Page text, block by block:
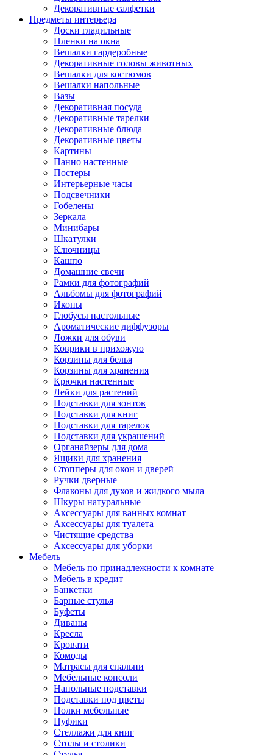
Декоративные салфетки
Предметы интерьера
Доски гладильные
Пленки на окна
Вешалки гардеробные
Декоративные головы животных
Вешалки для костюмов
Вешалки напольные
Вазы
Декоративная посуда
Декоративные тарелки
Декоративные блюда
Декоративные цветы
Картины
Панно настенные
Постеры
Интерьерные часы
Подсвечники
Гобелены
Зеркала
Минибары
Шкатулки
Ключницы
Кашпо
Домашние свечи
Рамки для фотографий
Альбомы для фотографий
Иконы
Глобусы настольные
Ароматические диффузоры
Ложки для обуви
Коврики в прихожую
Корзины для белья
Корзины для хранения
Крючки настенные
Лейки для растений
Подставки для зонтов
Подставки для книг
Подставки для тарелок
Подставки для украшений
Органайзеры для дома
Ящики для хранения
Стопперы для окон и дверей
Ручки дверные
Флаконы для духов и жидкого мыла
Шкуры натуральные
Аксессуары для ванных комнат
Аксессуары для туалета
Чистящие средства
Аксессуары для уборки
Мебель
Мебель по принадлежности к комнате
Мебель в кредит
Банкетки
Барные стулья
Буфеты
Диваны
Кресла
Кровати
Комоды
Матрасы для спальни
Мебельные консоли
Напольные подставки
Подставки под цветы
Полки мебельные
Пуфики
Стеллажи для книг
Столы и столики